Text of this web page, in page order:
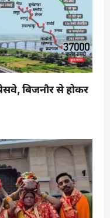
बिजनौर से होकर